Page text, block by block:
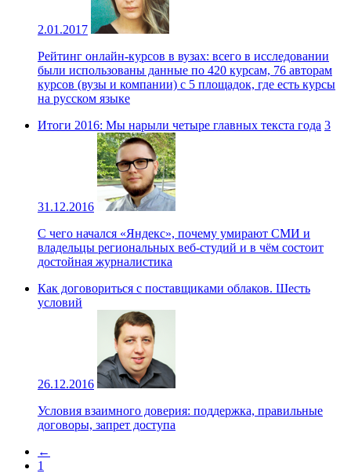
2.01.2017
Рейтинг онлайн-курсов в вузах: всего в исследовании
были использованы данные по 420 курсам, 76 авторам
курсов (вузы и компании) с 5 площадок, где есть курсы
на русском языке
Итоги 2016: Мы нарыли четыре главных текста года 3
31.12.2016
С чего начался «Яндекс», почему умирают СМИ и
владельцы региональных веб-студий и в чём состоит
достойная журналистика
Как договориться с поставщиками облаков. Шесть
условий
26.12.2016
Условия взаимного доверия: поддержка, правильные
договоры, запрет доступа
←
1